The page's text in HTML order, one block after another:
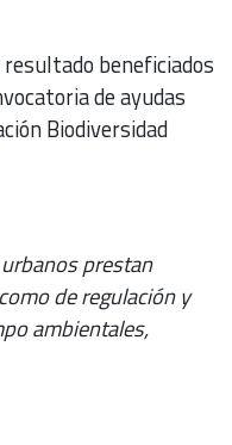
beneficiados
de ayudas
Biodiversidad
prestan
de regulación y
ambientales,